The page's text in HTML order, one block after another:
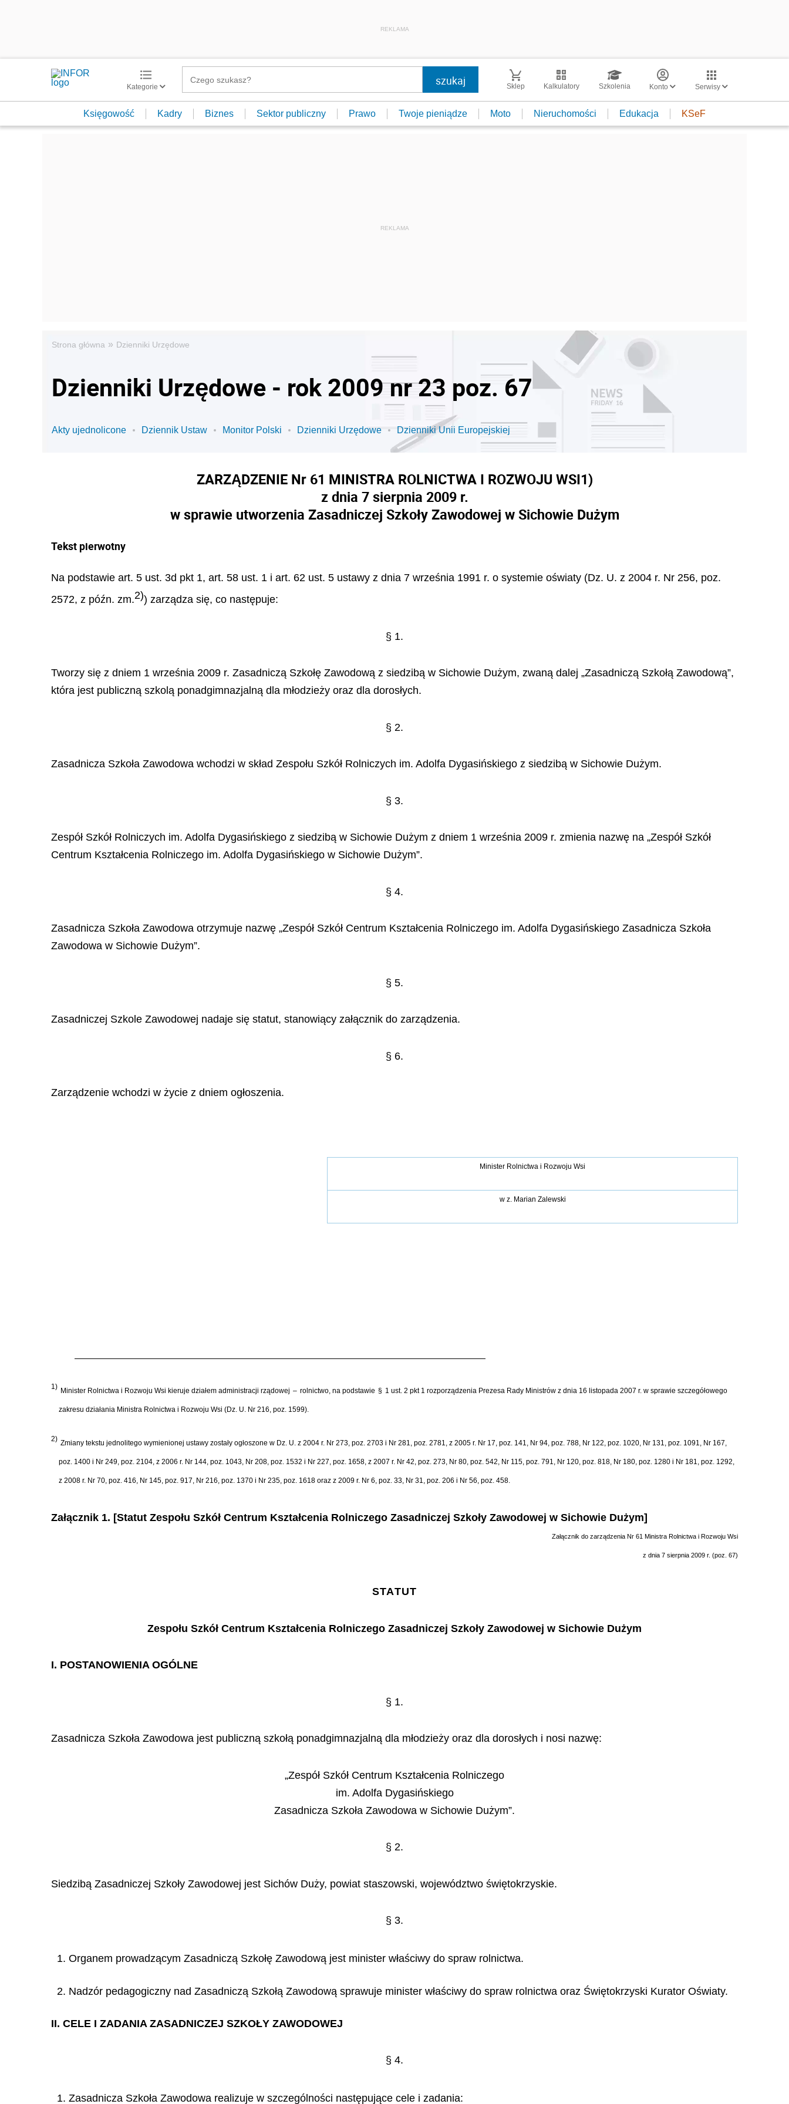
REKLAMA
Kategorie Sklep Kalkulatory Szkolenia Konto Serwisy
Księgowość Kadry Biznes Sektor publiczny Prawo Twoje pieniądze Moto Nieruchomości Edukacja KSeF
Strona główna » Dzienniki Urzędowe
Dzienniki Urzędowe - rok 2009 nr 23 poz. 67
Akty ujednolicone Dziennik Ustaw Monitor Polski Dzienniki Urzędowe Dzienniki Unii Europejskiej
ZARZĄDZENIE Nr 61 MINISTRA ROLNICTWA I ROZWOJU WSI1)
z dnia 7 sierpnia 2009 r.
w sprawie utworzenia Zasadniczej Szkoły Zawodowej w Sichowie Dużym
Tekst pierwotny
Na podstawie art. 5 ust. 3d pkt 1, art. 58 ust. 1 i art. 62 ust. 5 ustawy z dnia 7 września 1991 r. o systemie oświaty (Dz. U. z 2004 r. Nr 256, poz.
2572, z późn. zm.2)) zarządza się, co następuje:
§ 1.
Tworzy się z dniem 1 września 2009 r. Zasadniczą Szkołę Zawodową z siedzibą w Sichowie Dużym, zwaną dalej „Zasadniczą Szkołą Zawodową”,
która jest publiczną szkol ą ponadgimnazjalną dla młodzieży oraz dla dorosłych.
§ 2.
Zasadnicza Szkoła Zawodowa wchodzi w skład Zespołu Szkół Rolniczych im. Adolfa Dygasińskiego z siedzibą w Sichowie Dużym.
§ 3.
Zespół Szkół Rolniczych im. Adolfa Dygasińskiego z siedzibą w Sichowie Dużym z dniem 1 września 2009 r. zmienia nazwę na „Zespół Szkół
Centrum Kształcenia Rolniczego im. Adolfa Dygasińskiego w Sichowie Dużym”.
§ 4.
Zasadnicza Szkoła Zawodowa otrzymuje nazwę „Zespół Szkół Centrum Kształcenia Rolniczego im. Adolfa Dygasińskiego Zasadnicza Szkoła
Zawodowa w Sichowie Dużym”.
§ 5.
Zasadniczej Szkole Zawodowej nadaje się statut, stanowiący załącznik do zarządzenia.
§ 6.
Zarządzenie wchodzi w życie z dniem ogłoszenia.
Minister Rolnictwa i Rozwoju Wsi
w z. Marian Zalewski
1) Minister Rolnictwa i Rozwoju Wsi kieruje działem administracji rządowej – rolnictwo, na podstawie § 1 ust. 2 pkt 1 rozporządzenia Prezesa Rady Ministrów z dnia 16 listopada 2007 r. w sprawie szczegółowego
zakresu działania Ministra Rolnictwa i Rozwoju Wsi (Dz. U. Nr 216, poz. 1599).
2) Zmiany tekstu jednolitego wymienionej ustawy zostały ogłoszone w Dz. U. z 2004 r. Nr 273, poz. 2703 i Nr 281, poz. 2781, z 2005 r. Nr 17, poz. 141, Nr 94, poz. 788, Nr 122, poz. 1020, Nr 131, poz. 1091, Nr 167,
poz. 1400 i Nr 249, poz. 2104, z 2006 r. Nr 144, poz. 1043, Nr 208, poz. 1532 i Nr 227, poz. 1658, z 2007 r. Nr 42, poz. 273, Nr 80, poz. 542, Nr 115, poz. 791, Nr 120, poz. 818, Nr 180, poz. 1280 i Nr 181, poz. 1292,
z 2008 r. Nr 70, poz. 416, Nr 145, poz. 917, Nr 216, poz. 1370 i Nr 235, poz. 1618 oraz z 2009 r. Nr 6, poz. 33, Nr 31, poz. 206 i Nr 56, poz. 458.
Załącznik 1. [Statut Zespołu Szkół Centrum Kształcenia Rolniczego Zasadniczej Szkoły Zawodowej w Sichowie Dużym]
Załącznik do zarządzenia Nr 61 Ministra Rolnictwa i Rozwoju Wsi
z dnia 7 sierpnia 2009 r. (poz. 67)
STATUT
Zespołu Szkół Centrum Kształcenia Rolniczego Zasadniczej Szkoły Zawodowej w Sichowie Dużym
I. POSTANOWIENIA OGÓLNE
§ 1.
Zasadnicza Szkoła Zawodowa jest publiczną szkołą ponadgimnazjalną dla młodzieży oraz dla dorosłych i nosi nazwę:
„Zespół Szkół Centrum Kształcenia Rolniczego
im. Adolfa Dygasińskiego
Zasadnicza Szkoła Zawodowa w Sichowie Dużym”.
§ 2.
Siedzibą Zasadniczej Szkoły Zawodowej jest Sichów Duży, powiat staszowski, województwo świętokrzyskie.
§ 3.
1. Organem prowadzącym Zasadniczą Szkołę Zawodową jest minister właściwy do spraw rolnictwa.
2. Nadzór pedagogiczny nad Zasadniczą Szkołą Zawodową sprawuje minister właściwy do spraw rolnictwa oraz Świętokrzyski Kurator Oświaty.
II. CELE I ZADANIA ZASADNICZEJ SZKOŁY ZAWODOWEJ
§ 4.
1. Zasadnicza Szkoła Zawodowa realizuje w szczególności następujące cele i zadania: